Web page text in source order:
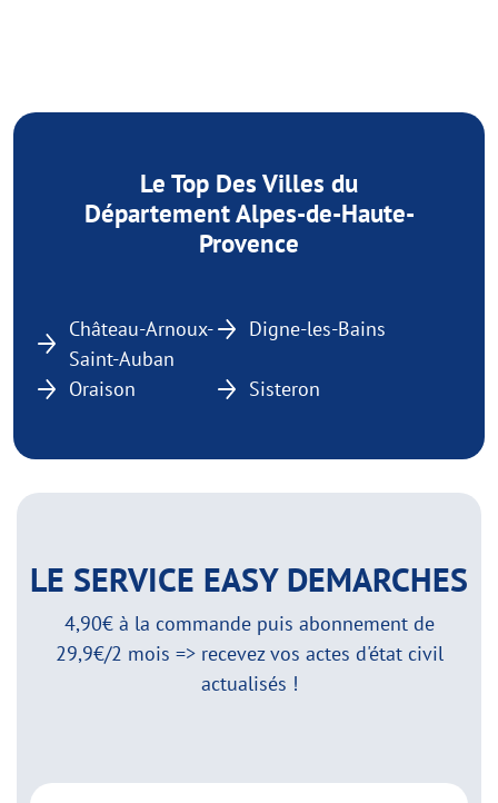
Le Top Des Villes du
Département Alpes-de-Haute-
Provence
Château-Arnoux-
Saint-Auban
Digne-les-Bains
Oraison Sisteron
LE SERVICE EASY DEMARCHES
4,90€ à la commande puis abonnement de
29,9€/2 mois => recevez vos actes d'état civil
actualisés !